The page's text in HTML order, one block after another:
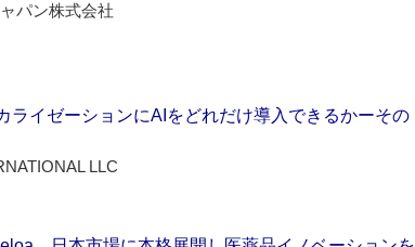
パン株式会社
ライゼーションにAIをどれだけ導入できるかーその
LLC